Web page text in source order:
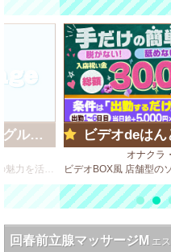
プ)
グループ店最高峰クラスのお店で、貴女の魅力を活かしてみませんか？
ビデオdeはんど
オナクラ
回春前立腺マッサージM エ